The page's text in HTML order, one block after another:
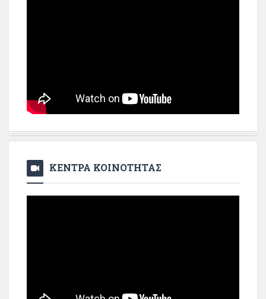
ΚΕΝΤΡΑ ΚΟΙΝΟΤΗΤΑΣ